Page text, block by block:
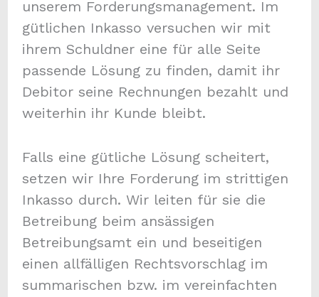
unserem Forderungsmanagement. Im
gütlichen Inkasso versuchen wir mit
ihrem Schuldner eine für alle Seite
passende Lösung zu finden, damit ihr
Debitor seine Rechnungen bezahlt und
weiterhin ihr Kunde bleibt.
Falls eine gütliche Lösung scheitert,
setzen wir Ihre Forderung im strittigen
Inkasso durch. Wir leiten für sie die
Betreibung beim ansässigen
Betreibungsamt ein und beseitigen
einen allfälligen Rechtsvorschlag im
summarischen bzw. im vereinfachten